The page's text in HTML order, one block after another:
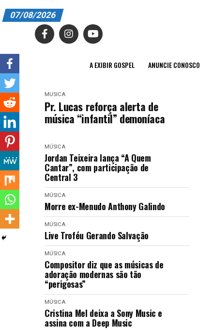
A EXIBIR GOSPEL
EDITORIAL
EXPEDIENTE
FINALIZAR COMPRA
HOME
LANÇAMENTOS
07/08/2026
A EXIBIR GOSPEL ANUNCIE CONOSCO
MÚSICA
Pr. Lucas reforça alerta de
música “infantil” demoníaca
MÚSICA
Jordan Teixeira lança “A Quem
Cantar”, com participação de
Central 3
MÚSICA
Morre ex-Menudo Anthony Galindo
MÚSICA
Live Troféu Gerando Salvação
MÚSICA
Compositor diz que as músicas de
adoração modernas são tão
“perigosas”
MÚSICA
Cristina Mel deixa a Sony Music e
assina com a Deep Music